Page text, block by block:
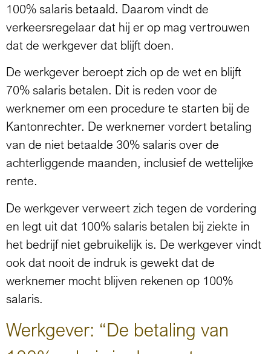
100% salaris betaald. Daarom vindt de
verkeersregelaar dat hij er op mag vertrouwen
dat de werkgever dat blijft doen.
De werkgever beroept zich op de wet en blijft
70% salaris betalen. Dit is reden voor de
werknemer om een procedure te starten bij de
Kantonrechter. De werknemer vordert betaling
van de niet betaalde 30% salaris over de
achterliggende maanden, inclusief de wettelijke
rente.
De werkgever verweert zich tegen de vordering
en legt uit dat 100% salaris betalen bij ziekte in
het bedrijf niet gebruikelijk is. De werkgever vindt
ook dat nooit de indruk is gewekt dat de
werknemer mocht blijven rekenen op 100%
salaris.
Werkgever: “De betaling van